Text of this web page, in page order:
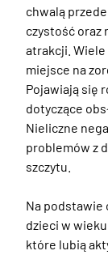
chwalą
czystość oraz
atrakcji.
miejsce na
Pojawiają się
dotyczące
Nieliczne
problemów z
szczytu.
Na podstawie
dzieci w
które lubią